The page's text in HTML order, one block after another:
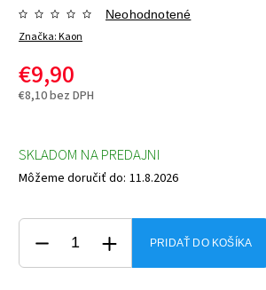
Značka:Kaon
Neohodnotené
€9,90
€8,10 bez DPH
SKLADOM NA PREDAJNI
Môžeme doručiť do: 11.8.2026
PRIDAŤ DO KOŠÍKA